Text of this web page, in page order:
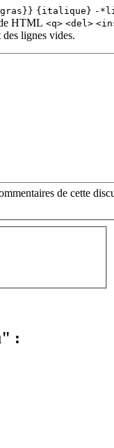
{italique} -
HTML <q> <del>
des lignes vides.
de cette
: